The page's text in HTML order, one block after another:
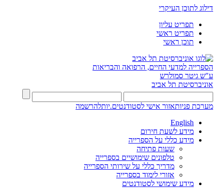
דילוג לתוכן העיקרי
תפריט עליון
תפריט ראשי
תוכן ראשי
הספרייה למדעי החיים, הרפואה והבריאות
ע"ש גיטר סמולרש
אוניברסיטת תל אביב
מערכת פניותאזור אישי לסטודנטים.יותלהרשמה
English
מידע לשעת חירום
מידע כללי על הספרייה
שעות פתיחה
טלפונים שימושיים בספרייה
מדריך כללי על שירותי הספרייה
אזורי לימוד בספרייה
מידע שימושי לסטודנטים